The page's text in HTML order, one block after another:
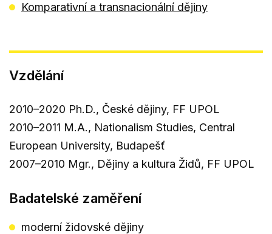
Komparativní a transnacionální dějiny
Vzdělání
2010–2020 Ph.D., České dějiny, FF UPOL
2010–2011 M.A., Nationalism Studies, Central
European University, Budapešť
2007–2010 Mgr., Dějiny a kultura Židů, FF UPOL
Badatelské zaměření
moderní židovské dějiny